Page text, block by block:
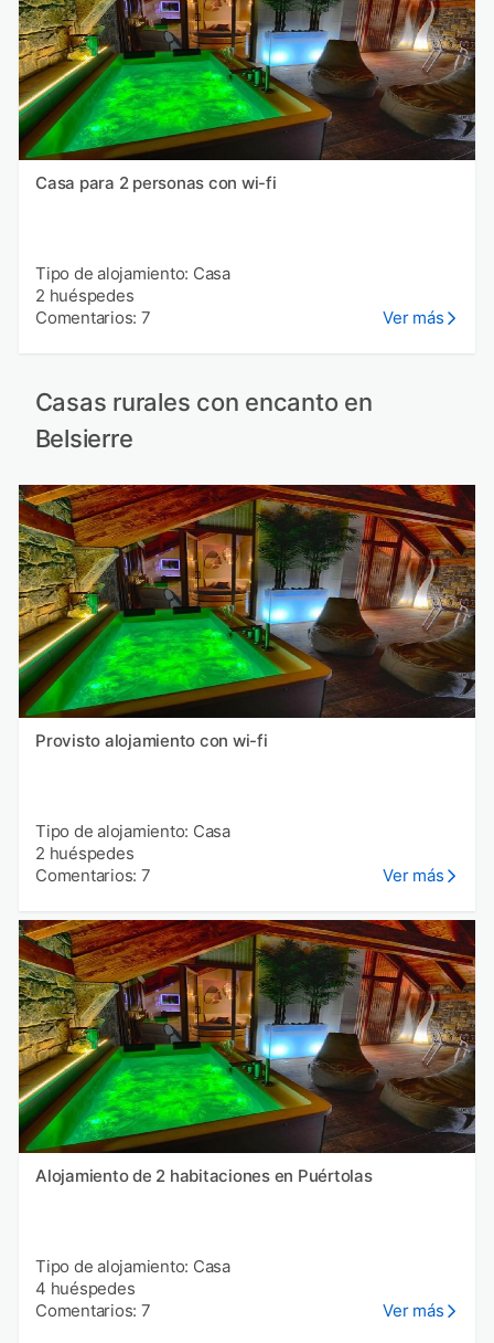
Casa para 2 personas con wi-fi
Tipo de alojamiento: Casa
2 huéspedes
Comentarios: 7
Ver más
Casas rurales con encanto en
Belsierre
Provisto alojamiento con wi-fi
Tipo de alojamiento: Casa
2 huéspedes
Comentarios: 7
Ver más
Alojamiento de 2 habitaciones en Puértolas
Tipo de alojamiento: Casa
4 huéspedes
Comentarios: 7
Ver más